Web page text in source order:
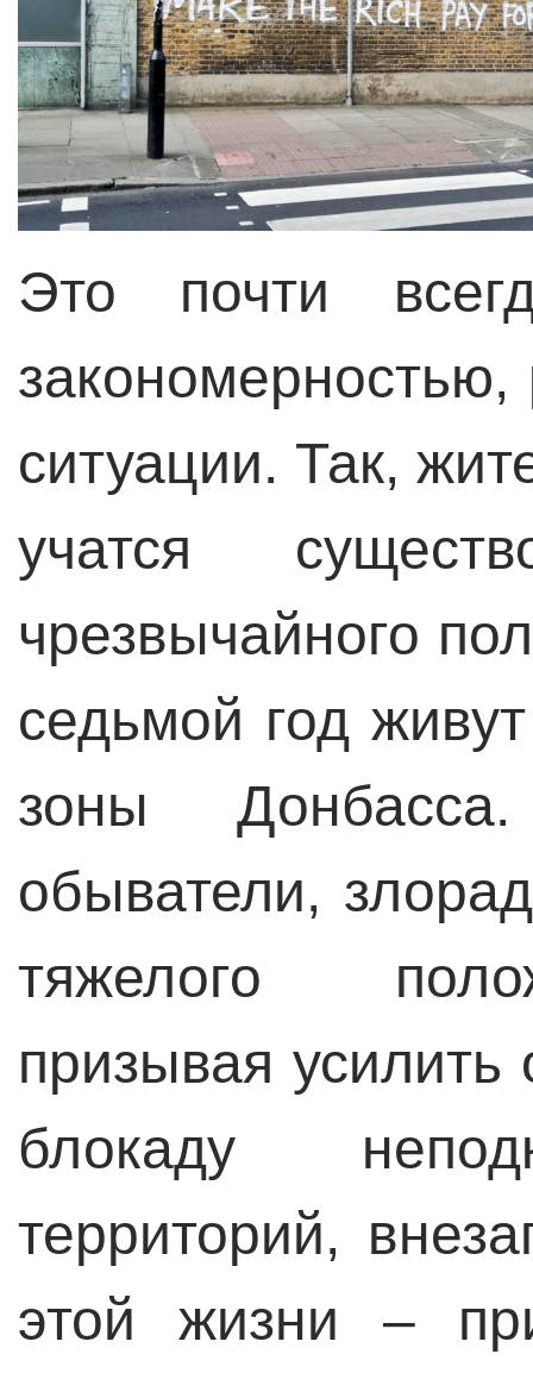
Это почти
ситуации. Так,
учатся
чрезвычайного
седьмой год
зоны
обыватели,
тяжелого
призывая усилить
блокаду
территорий,
этой жизни –